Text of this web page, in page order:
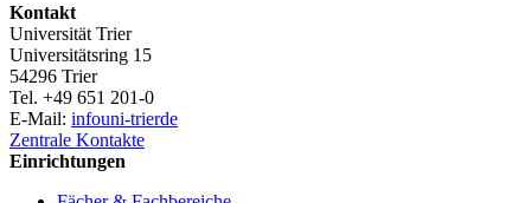
Kontakt
Universität Trier
Universitätsring 15
54296 Trier
Tel. +49 651 201-0
E-Mail: infouni-trierde
Zentrale Kontakte
Einrichtungen